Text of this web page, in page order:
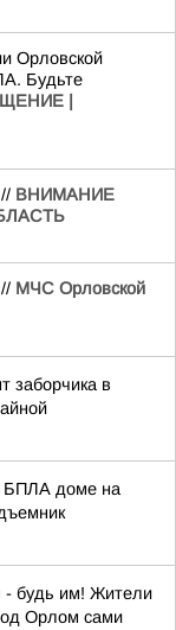
Орловской
Будьте
|
ВНИМАНИЕ
МЧС Орловской
заборчика в
БПЛА доме на
- будь им! Жители
Орлом сами